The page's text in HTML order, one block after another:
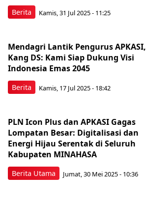
Berita Kamis, 31 Jul 2025 - 11:25
Berita
Mendagri Lantik Pengurus APKASI,
Kang DS: Kami Siap Dukung Visi
Indonesia Emas 2045
Kamis, 17 Jul 2025 - 18:42
Berita Utama
PLN Icon Plus dan APKASI Gagas
Lompatan Besar: Digitalisasi dan
Energi Hijau Serentak di Seluruh
Kabupaten MINAHASA
Jumat, 30 Mei 2025 - 10:36